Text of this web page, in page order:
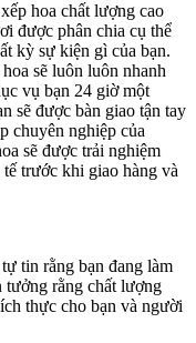
hoa chất lượng cao
được phân chia cụ thể
kỳ sự kiện gì của bạn.
sẽ luôn luôn nhanh
vụ bạn 24 giờ một
sẽ được bàn giao tận tay
chuyên nghiệp của
sẽ được trải nghiệm
trước khi giao hàng và
tin rằng bạn đang làm
tưởng rằng chất lượng
thực cho bạn và người